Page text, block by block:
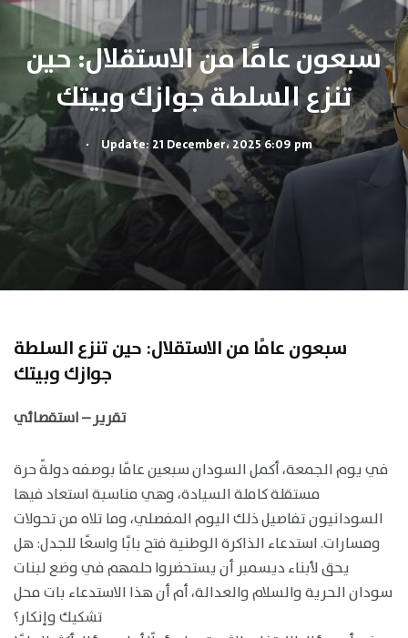
سبعون عامًا من الاستقلال: حين
تنزع السلطة جوازك وبيتك
. Update: 21 December، 2025 6:09 pm
سبعون عامًا من الاستقلال: حين تنزع السلطة
جوازك وبيتك
تقرير – استقصائي
في يوم الجمعة، أكمل السودان سبعين عامًا بوصفه دولةً حرة
مستقلة كاملة السيادة، وهي مناسبة استعاد فيها
السودانيون تفاصيل ذلك اليوم المفصلي، وما تلاه من تحولات
ومسارات. استدعاء الذاكرة الوطنية فتح بابًا واسعًا للجدل: هل
يحق لأبناء ديسمبر أن يستحضروا حلمهم في وضع لبنات
سودان الحرية والسلام والعدالة، أم أن هذا الاستدعاء بات محل
تشكيك وإنكار؟